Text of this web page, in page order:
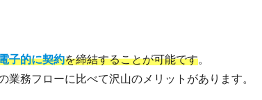
子的に契約を締結することが可能です。
業務フローに比べて沢山のメリットがあります。